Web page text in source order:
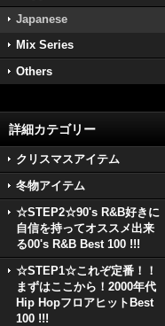
Japanese
Mix Series
Others
詳細カテゴリー
クリスマスアイテム
冬物アイテム
☆STEP2☆90's R&B好きに
自信を持ってオススメ出来
る00's R&B Best 100 !!!
☆STEP1☆これぞ定番！！
まずはここから！2000年代
Hip HopフロアヒットBest
100 !!!